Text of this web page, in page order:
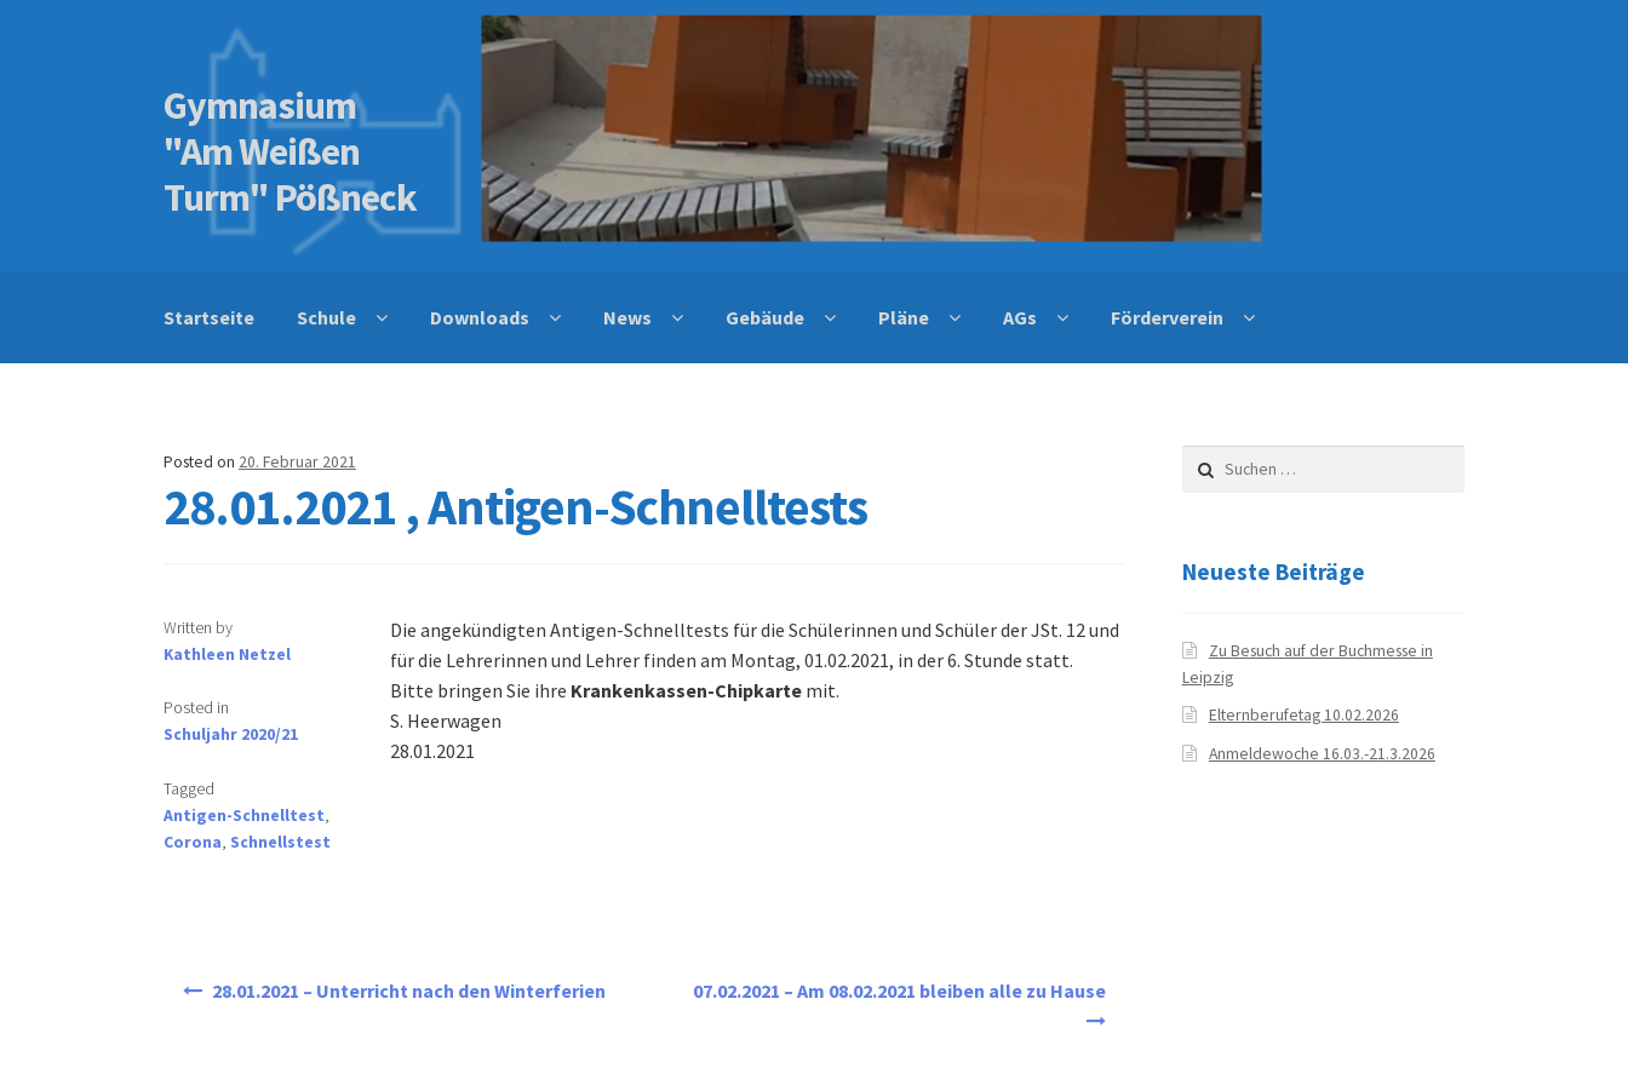
Skip
to
navigation
Skip
to
content
Gymnasium
"Am Weißen
Turm" Pößneck
Startseite Schule Downloads News Gebäude Pläne AGs Förderverein
Posted on 20. Februar 2021
28.01.2021 , Antigen-Schnelltests
Written by
Kathleen Netzel
Posted in
Schuljahr 2020/21
Tagged
Antigen-Schnelltest,
Corona, Schnellstest
Die angekündigten Antigen-Schnelltests für die Schülerinnen und Schüler der JSt. 12 und
für die Lehrerinnen und Lehrer finden am Montag, 01.02.2021, in der 6. Stunde statt.
Bitte bringen Sie ihre Krankenkassen-Chipkartemit.
S. Heerwagen
28.01.2021
Beitragsnavigation
28.01.2021 – Unterricht nach den Winterferien 07.02.2021 – Am 08.02.2021 bleiben alle zu Hause
nach:
Neueste Beiträge
Zu Besuch auf der Buchmesse in
Leipzig
Elternberufetag 10.02.2026
Anmeldewoche 16.03.-21.3.2026